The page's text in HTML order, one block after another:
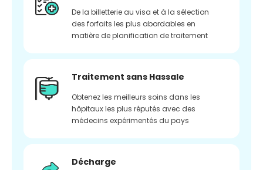
De la billetterie au visa et à la sélection
des forfaits les plus abordables en
matière de planification de traitement
Traitement sans Hassale
Obtenez les meilleurs soins dans les
hôpitaux les plus réputés avec des
médecins expérimentés du pays
Décharge